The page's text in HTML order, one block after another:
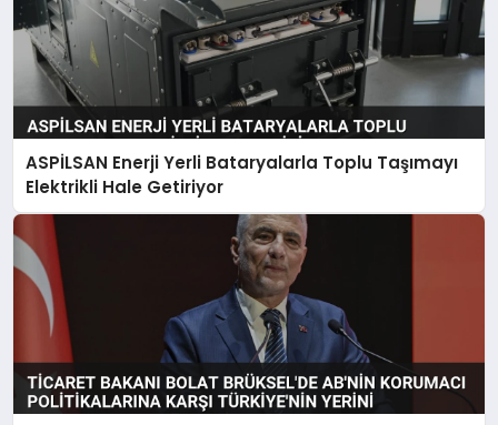
ASPİLSAN Enerji Yerli Bataryalarla Toplu Taşımayı
Elektrikli Hale Getiriyor